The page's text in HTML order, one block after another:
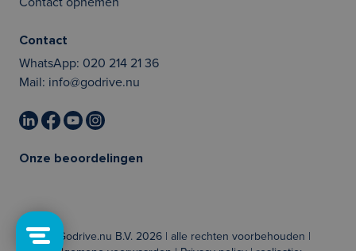
Contact
WhatsApp: 020 214 21 36
Mail: info@godrive.nu
Onze beoordelingen
© Godrive.nu B.V. 2026 | alle rechten voorbehouden |